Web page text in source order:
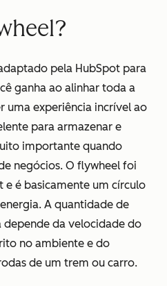
pela HubSpot para
ganha ao alinhar toda a
uma experiência incrível ao
para armazenar e
importante quando
negócios. O flywheel foi
e é basicamente um círculo
A quantidade de
depende da velocidade do
no ambiente e do
de um trem ou carro.